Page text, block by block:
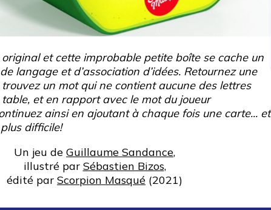
et cette improbable petite boîte se cache un
langage et d’association d’idées. Retournez une
un mot qui ne contient aucune des lettres
et en rapport avec le mot du joueur
ainsi en ajoutant à chaque fois une carte... et
difficile!
Un jeu de Guillaume Sandance,
illustré par Sébastien Bizos,
édité par Scorpion Masqué (2021)